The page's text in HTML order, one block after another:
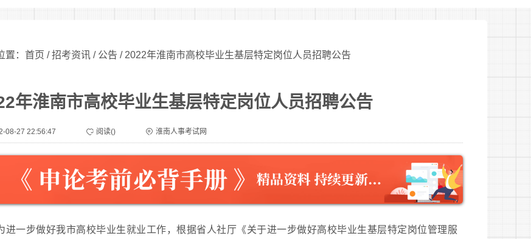
置：首页 /招考资讯 / 公告 / 2022年淮南市高校毕业生基层特定岗位人员招聘公告
年淮南市高校毕业生基层特定岗位人员招聘公告
08-27 22:56:47 阅读() 淮南人事考试网
进一步做好我市高校毕业生就业工作，根据省人社厅《关于进一步做好高校毕业生基层特定岗位管理服